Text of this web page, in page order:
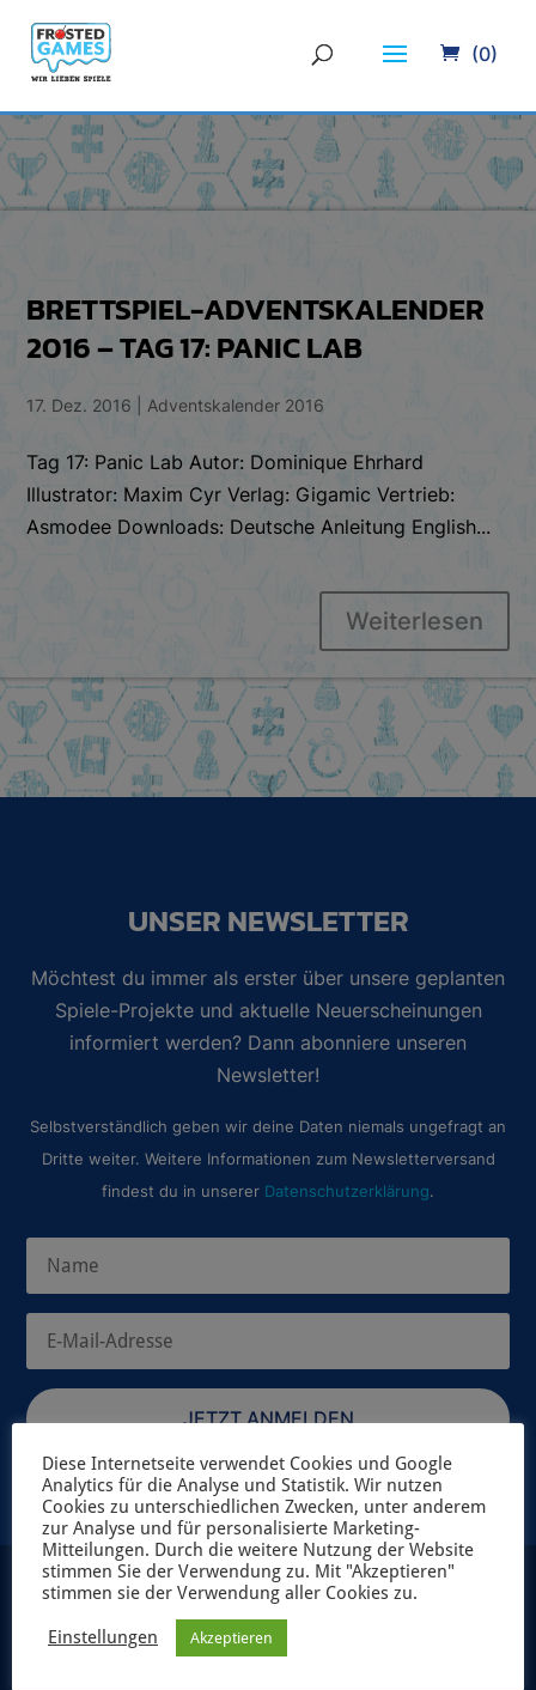
(0)
BRETTSPIEL-ADVENTSKALENDER
2016 – TAG 17: PANIC LAB
17. Dez. 2016 Adventskalender 2016
Tag 17: Panic Lab Autor: Dominique Ehrhard
Illustrator: Maxim Cyr Verlag: Gigamic Vertrieb:
Asmodee Downloads: Deutsche Anleitung English...
Weiterlesen
UNSER NEWSLETTER
Möchtest du immer als erster über unsere geplanten
Spiele-Projekte und aktuelle Neuerscheinungen
informiert werden? Dann abonniere unseren
Newsletter!
Selbstverständlich geben wir deine Daten niemals ungefragt an
Dritte weiter. Weitere Informationen zum Newsletterversand
findest du in unserer Datenschutzerklärung.
JETZT ANMELDEN
Diese Internetseite verwendet Cookies und Google
Analytics für die Analyse und Statistik. Wir nutzen
Cookies zu unterschiedlichen Zwecken, unter anderem
zur Analyse und für personalisierte Marketing-
Mitteilungen. Durch die weitere Nutzung der Website
stimmen Sie der Verwendung zu. Mit "Akzeptieren"
stimmen sie der Verwendung aller Cookies zu.
Einstellungen Akzeptieren